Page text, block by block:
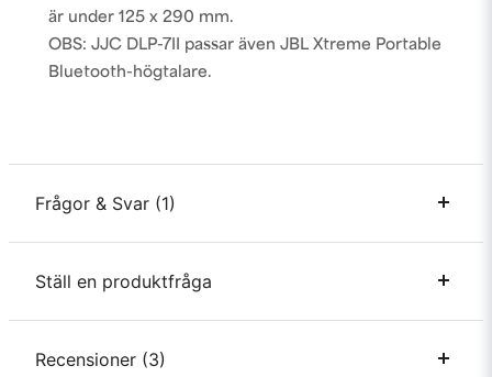
är under 125 x 290 mm.
OBS: JJC DLP-7II passar även JBL Xtreme Portable
Bluetooth-högtalare.
Frågor & Svar (1)
Erik Andersson frågadeför 1 år sedan
Skulle detta objektiv (Sigma 150-500mm f/5-6,3 DG
https://www.objektivguiden.se/lens.asp?id=289 passa
Ställ en produktfråga
question
Fråga oss något om denna produkten...
Recensioner (3)